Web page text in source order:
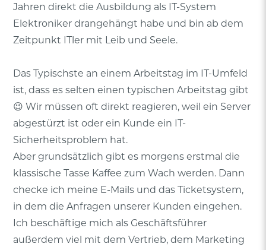
Jahren direkt die Ausbildung als IT-System
Elektroniker drangehängt habe und bin ab dem
Zeitpunkt ITler mit Leib und Seele.
Das Typischste an einem Arbeitstag im IT-Umfeld
ist, dass es selten einen typischen Arbeitstag gibt
😉 Wir müssen oft direkt reagieren, weil ein Server
abgestürzt ist oder ein Kunde ein IT-
Sicherheitsproblem hat.
Aber grundsätzlich gibt es morgens erstmal die
klassische Tasse Kaffee zum Wach werden. Dann
checke ich meine E-Mails und das Ticketsystem,
in dem die Anfragen unserer Kunden eingehen.
Ich beschäftige mich als Geschäftsführer
außerdem viel mit dem Vertrieb, dem Marketing